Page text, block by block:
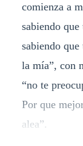
comienza a
sabiendo
sabiendo
la mía”, con
“no te
Por que
alea”.